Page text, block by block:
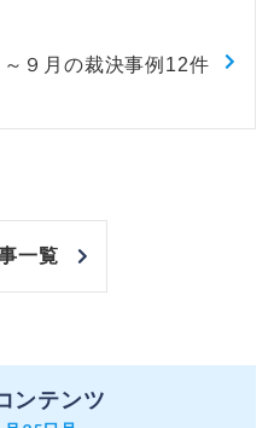
９月の裁決事例12件
一覧
ンテンツ